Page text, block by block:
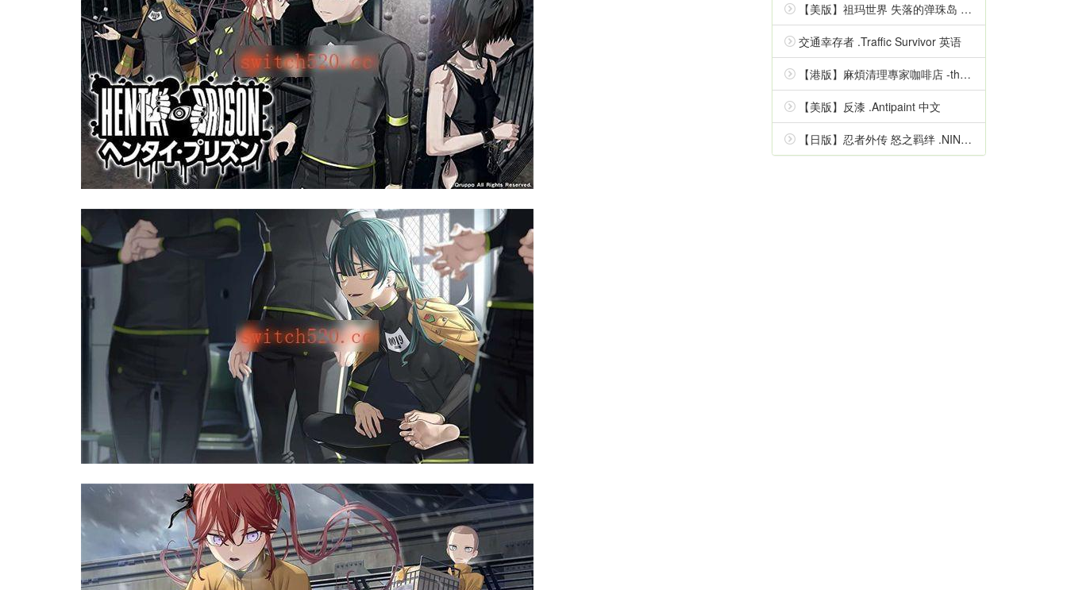
【美版】祖玛世界 失落的弹珠岛 .Zumba World - The Lost Marble Island 中文
交通幸存者 .Traffic Survivor 英语
【港版】麻煩清理專家咖啡店 -the mystic lover- 中文
【美版】反漆 .Antipaint 中文
【日版】忍者外传 怒之羁绊 .NINJA GAIDEN Ragebound 中文